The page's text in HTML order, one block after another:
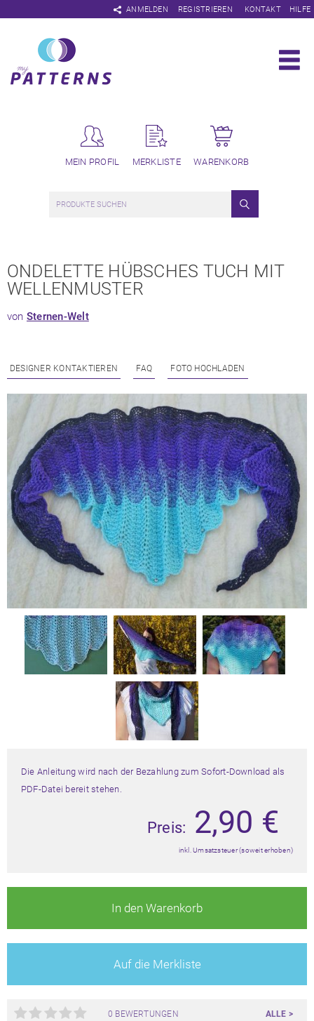
ANMELDEN
Navigation
überspringen
REGISTRIEREN KONTAKT HILFE
MEIN PROFIL MERKLISTE WARENKORB
ONDELETTE HÜBSCHES TUCH MIT
WELLENMUSTER
von Sternen-Welt
DESIGNER KONTAKTIEREN FAQ FOTO HOCHLADEN
Die Anleitung wird nach der Bezahlung zum Sofort-Download als
PDF-Datei bereit stehen.
Preis: 2,90 €
inkl. Umsatzsteuer (soweit erhoben)
In den Warenkorb
Auf die Merkliste
0 BEWERTUNGEN ALLE >